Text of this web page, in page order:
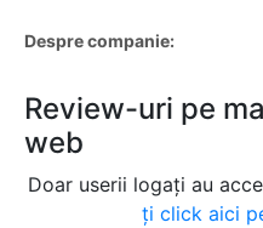
Despre companie:
Review-uri pe
web
Doar userii logați au
ți click aici